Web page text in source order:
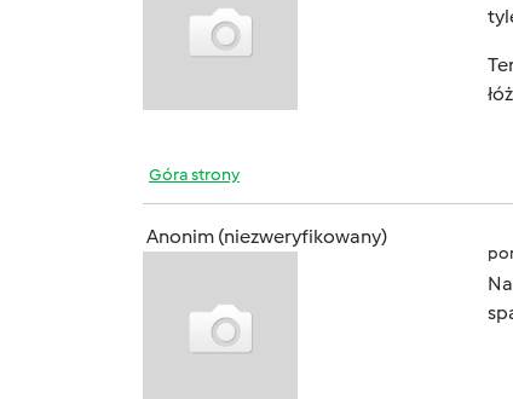
Góra strony
Anonim (niezweryfikowany)